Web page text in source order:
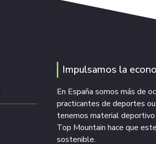
Impulsamos la
En España somos más de
practicantes de deportes
tenemos material
Top Mountain hace que
sostenible.